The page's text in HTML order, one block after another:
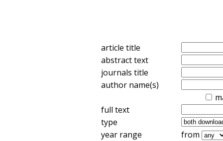
article title
abstract text
journals title
author name(s)
full text
type
year range
from